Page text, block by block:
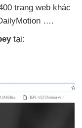
trang web khác
….
tại: